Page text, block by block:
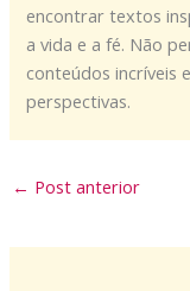
encontrar textos
a vida e a fé. Não
conteúdos incríveis
perspectivas.
← Post anterior